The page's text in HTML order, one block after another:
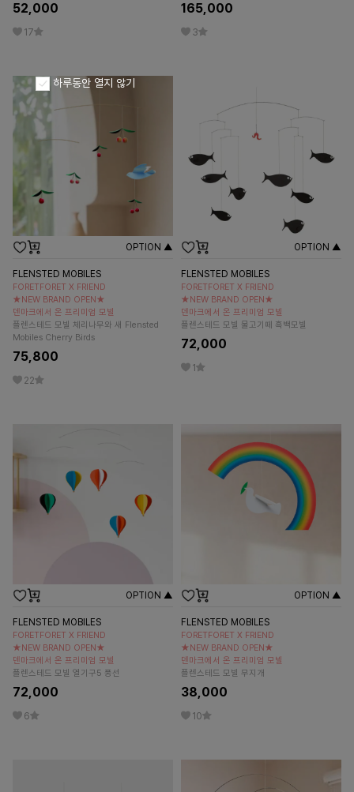
52,000
17
165,000
3
OPTION ▲
FLENSTED MOBILES
FORETFORET X FRIEND
★NEW BRAND OPEN★
덴마크에서 온 프리미엄 모빌
플렌스테드 모빌 체리나무와 새 Flensted
Mobiles Cherry Birds
75,800
22
OPTION ▲
FLENSTED MOBILES
FORETFORET X FRIEND
★NEW BRAND OPEN★
덴마크에서 온 프리미엄 모빌
플렌스테드 모빌 물고기떼 흑백모빌
72,000
1
OPTION ▲
FLENSTED MOBILES
FORETFORET X FRIEND
★NEW BRAND OPEN★
덴마크에서 온 프리미엄 모빌
플렌스테드 모빌 열기구5 풍선
72,000
6
OPTION ▲
FLENSTED MOBILES
FORETFORET X FRIEND
★NEW BRAND OPEN★
덴마크에서 온 프리미엄 모빌
플렌스테드 모빌 무지개
38,000
10
하루동안 열지 않기